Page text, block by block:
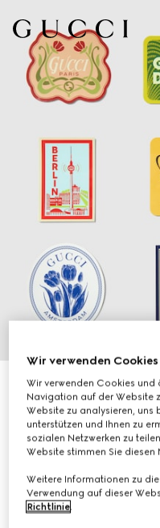
Gucci Cities
CHF 60
Wir verwenden Cookies
Wir verwenden Cookies
Navigation auf der Website
Website zu analysieren, uns
unterstützen und Ihnen zu
sozialen Netzwerken zu
Website stimmen Sie
Weitere Informationen zu
Verwendung auf dieser
Richtlinie.